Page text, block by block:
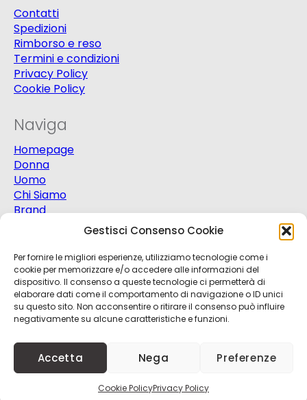
Gestisci Consenso Cookie
Per fornire le migliori esperienze, utilizziamo tecnologie come i
cookie per memorizzare e/o accedere alle informazioni del
dispositivo. Il consenso a queste tecnologie ci permetterà di
elaborare dati come il comportamento di navigazione o ID unici
su questo sito. Non acconsentire o ritirare il consenso può influire
negativamente su alcune caratteristiche e funzioni.
Accetta Nega Preferenze
Cookie PolicyPrivacy Policy
Contatti
Spedizioni
Rimborso e reso
Termini e condizioni
Privacy Policy
Cookie Policy
Naviga
Homepage
Donna
Uomo
Chi Siamo
Brand
Contatti
© 2025Progetto Moda S.r.l.P.Iva 03151820721 -
CreditsKobalt nBit